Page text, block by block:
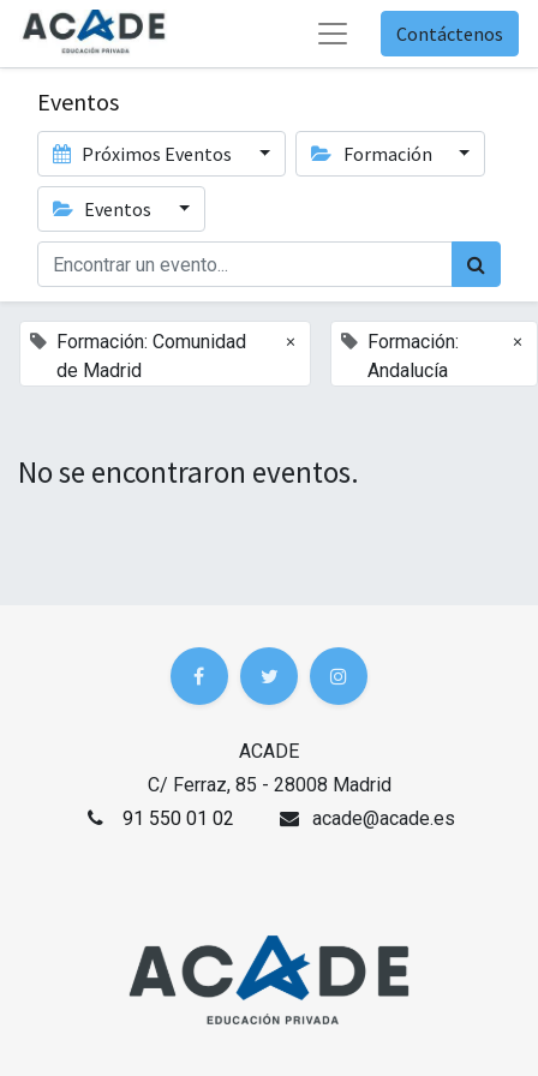
Contáctenos
Eventos
Próximos Eventos Formación
Eventos
Formación: Comunidad
de Madrid
×
Formación:
Andalucía
×
No se encontraron eventos.
ACADE
C/ Ferraz, 85 - 28008 Madrid
91 550 01 02
acade@acade.es